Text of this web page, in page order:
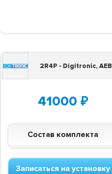
2R4P - Digitronic, AEB
41000 ₽
Состав комплекта
Записаться на установку